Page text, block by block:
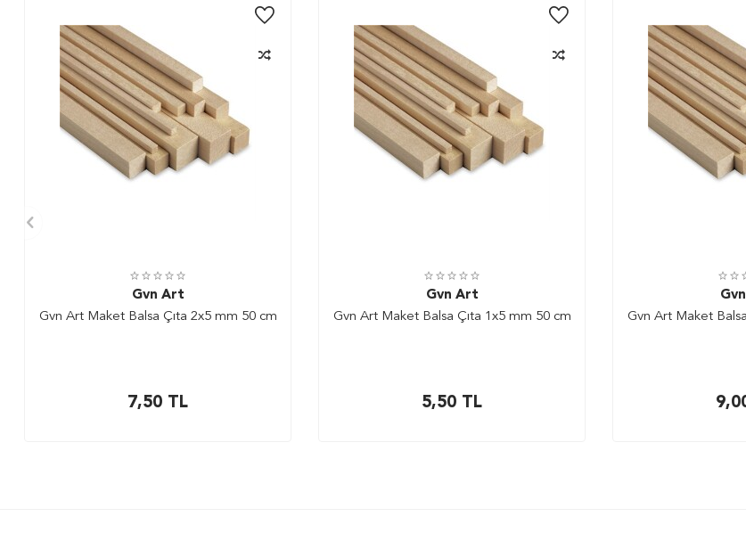
Gvn Art
Gvn Art Maket Balsa Çıta 2x5 mm 50 cm
7,50 TL
Gvn Art
Gvn Art Maket Balsa Çıta 1x5 mm 50 cm
5,50 TL
Gvn Art Maket